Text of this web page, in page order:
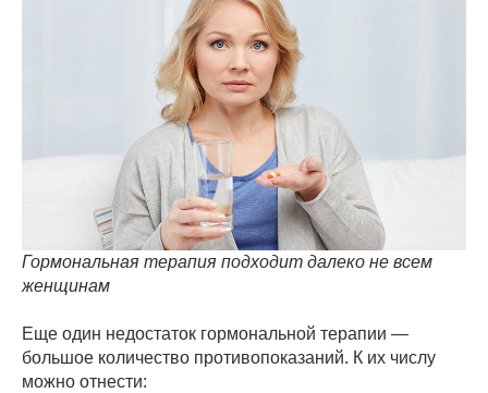
Гормональная терапия подходит далеко не всем
женщинам
Еще один недостаток гормональной терапии —
большое количество противопоказаний. К их числу
можно отнести: